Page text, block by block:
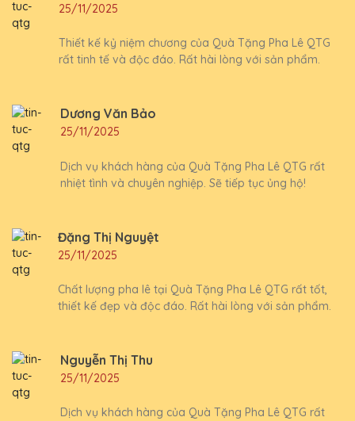
25/11/2025
Thiết kế kỷ niệm chương của Quà Tặng Pha Lê QTG
rất tinh tế và độc đáo. Rất hài lòng với sản phẩm.
Dương Văn Bảo
25/11/2025
Dịch vụ khách hàng của Quà Tặng Pha Lê QTG rất
nhiệt tình và chuyên nghiệp. Sẽ tiếp tục ủng hộ!
Đặng Thị Nguyệt
25/11/2025
Chất lượng pha lê tại Quà Tặng Pha Lê QTG rất tốt,
thiết kế đẹp và độc đáo. Rất hài lòng với sản phẩm.
Nguyễn Thị Thu
25/11/2025
Dịch vụ khách hàng của Quà Tặng Pha Lê QTG rất